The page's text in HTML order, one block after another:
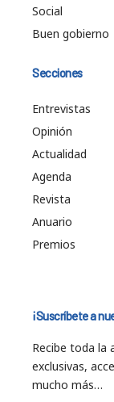
Social
Buen gobierno
Secciones
Entrevistas
Opinión
Actualidad
Agenda
Revista
Anuario
Premios
¡Suscríbete a
Recibe toda la
exclusivas,
mucho más…